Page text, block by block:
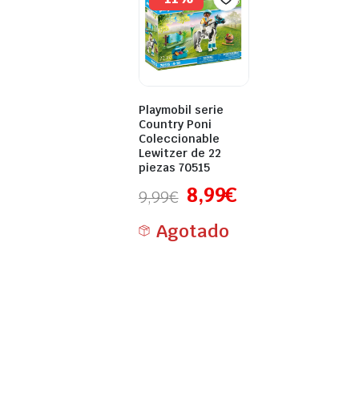
Playmobil serie
Country Poni
Coleccionable
Lewitzer de 22
piezas 70515
9,99€ 8,99€
Agotado